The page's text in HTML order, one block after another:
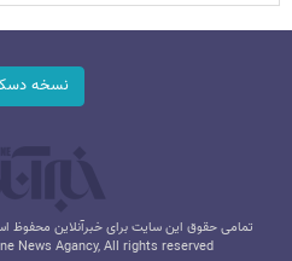
نسخه
تمامی حقوق این سایت برای خبرآنلاین محفوظ
News Agancy, All rights reserved